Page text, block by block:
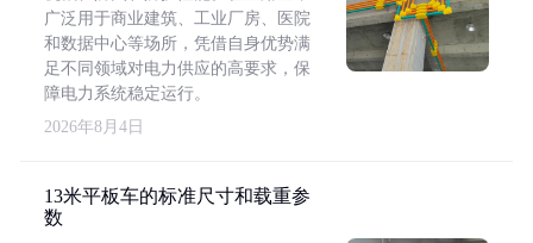
广泛用于商业建筑、工业厂房、医院
和数据中心等场所，凭借自身优势满
足不同领域对电力供应的高要求，保
障电力系统稳定运行。
2026年8月4日
13米平板车的标准尺寸和载重参
数